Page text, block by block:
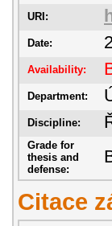
URI:
Date:
Availability:
Department:
Discipline:
Grade for
thesis and
defense:
Citace